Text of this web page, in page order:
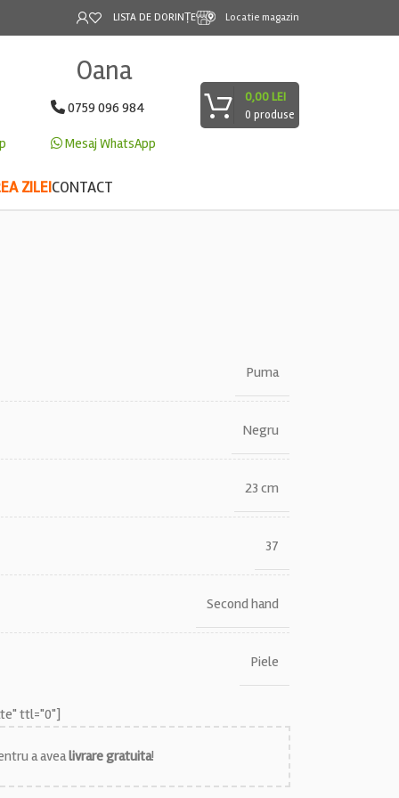
LISTA DE DORINȚE Locatie magazin
Oana
0759 096 984
Mesaj WhatsApp
0 produse
0,00LEI
ZILEICONTACT
Puma
Negru
23 cm
37
Second hand
Piele
ttl="0"]
a avealivrare gratuita!